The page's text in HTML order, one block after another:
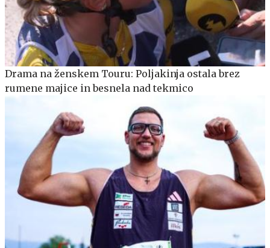
Drama na ženskem Touru: Poljakinja ostala brez
rumene majice in besnela nad tekmico